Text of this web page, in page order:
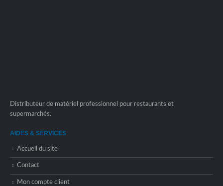
Distributeur de matériel professionnel pour restaurants et
supermarchés.
AIDES & SERVICES
Accueil du site
Contact
Mon compte client